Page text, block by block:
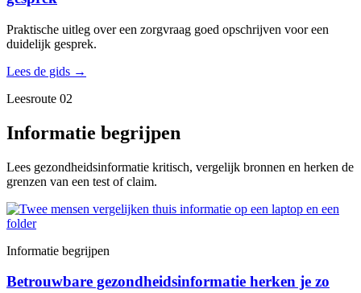
Praktische uitleg over een zorgvraag goed opschrijven voor een
duidelijk gesprek.
Lees de gids →
Leesroute 02
Informatie begrijpen
Lees gezondheidsinformatie kritisch, vergelijk bronnen en herken de
grenzen van een test of claim.
Informatie begrijpen
Betrouwbare gezondheidsinformatie herken je zo